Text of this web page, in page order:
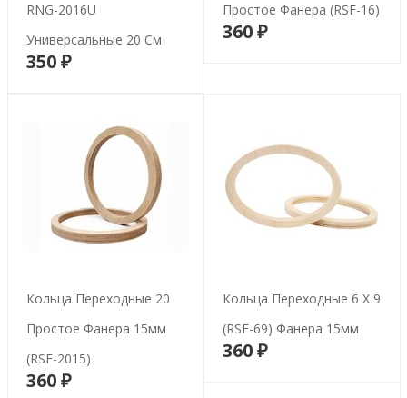
RNG-2016U
Универсальные 20 См
350 ₽В корзину
Простое Фанера (RSF-16)
360 ₽В корзину
Кольца Переходные 20
Простое Фанера 15мм
(RSF-2015)
360 ₽В корзину
Кольца Переходные 6 Х 9
(RSF-69) Фанера 15мм
360 ₽В корзину